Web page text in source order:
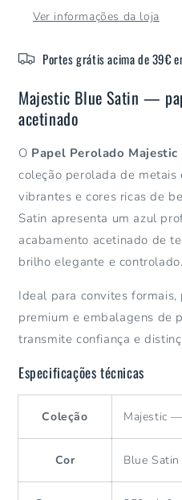
Ver informações da loja
Portes grátis acima de 39€
Majestic Blue Satin —
acetinado
O Papel Perolado Majestic
coleção perolada de
vibrantes e cores ricas de
Satin apresenta um azul
acabamento acetinado de
brilho elegante e controlado.
Ideal para convites
premium e embalagens de
transmite confiança e
Especificações técnicas
Coleção Majestic
Cor Blue Satin